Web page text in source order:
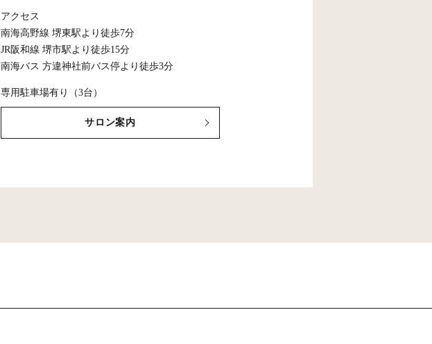
アクセス
南海高野線 堺東駅より徒歩7分
JR阪和線 堺市駅より徒歩15分
南海バス 方違神社前バス停より徒歩3分
専用駐車場有り（3台）
サロン案内